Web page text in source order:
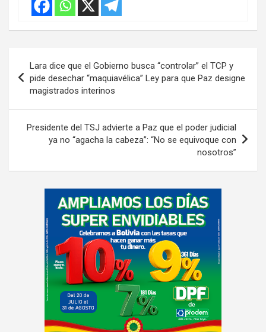
de
entradas
Lara dice que el Gobierno busca “controlar” el TCP y
pide desechar “maquiavélica” Ley para que Paz designe
magistrados interinos
Presidente del TSJ advierte a Paz que el poder judicial
ya no “agacha la cabeza”: “No se equivoque con
nosotros”